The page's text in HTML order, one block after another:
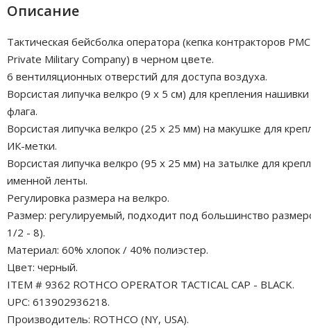
Описание
Тактическая бейсболка оператора (кепка контракторов
Private Military Company) в черном цвете.
6 вентиляционных отверстий для доступа воздуха.
Ворсистая липучка велкро (9 x 5 см) для крепления
флага.
Ворсистая липучка велкро (25 x 25 мм) на макушке для
ИК-метки.
Ворсистая липучка велкро (95 x 25 мм) на затылке для
именной ленты.
Регулировка размера на велкро.
Размер: регулируемый, подходит под большинство
1/2 - 8).
Материал: 60% хлопок / 40% полиэстер.
Цвет: черный.
ITEM # 9362 ROTHCO OPERATOR TACTICAL CAP - BLACK.
UPC: 613902936218.
Производитель: ROTHCO (NY, USA).